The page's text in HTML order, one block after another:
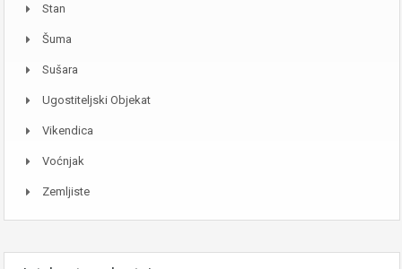
Stan
Šuma
Sušara
Ugostiteljski Objekat
Vikendica
Voćnjak
Zemljiste